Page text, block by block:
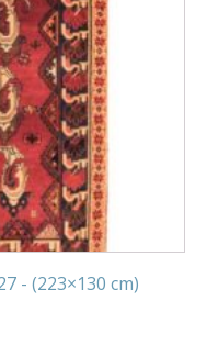
- (223×130 cm)